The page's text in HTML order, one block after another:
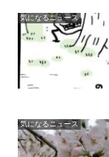
気になるニュース
気になるニュース